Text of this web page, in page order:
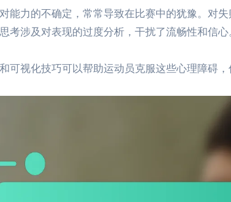
能力的不确定，常常导致在比赛中的犹豫。对
考涉及对表现的过度分析，干扰了流畅性和信
可视化技巧可以帮助运动员克服这些心理障碍，